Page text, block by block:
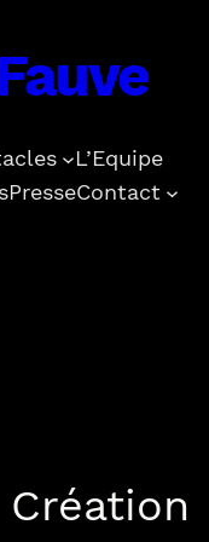
L’Equipe
PresseContact